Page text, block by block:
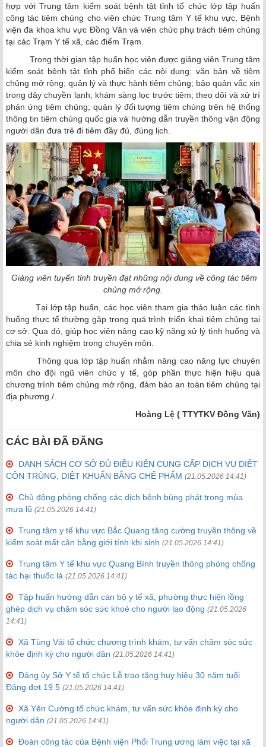
hợp với Trung tâm kiểm soát bệnh tật tỉnh tổ chức lớp tập huấn
công tác tiêm chủng cho viên chức Trung tâm Y tế khu vực, Bệnh
viện đa khoa khu vực Đồng Văn và viên chức phụ trách tiêm chủng
tại các Trạm Y tế xã, các điểm Trạm.
Trong thời gian tập huấn học viên được giảng viên Trung tâm
kiểm soát bệnh tật tỉnh phổ biến các nội dung: văn bản về tiêm
chủng mở rộng; quản lý và thực hành tiêm chủng; bảo quản vắc xin
trong dây chuyền lạnh; khám sàng lọc trước tiêm; theo dõi và xử trí
phản ứng tiêm chủng; quản lý đối tượng tiêm chủng trên hệ thống
thông tin tiêm chủng quốc gia và hướng dẫn truyền thông vận động
người dân đưa trẻ đi tiêm đầy đủ, đúng lịch.
Giảng viên tuyến tỉnh truyền đạt những nội dung về công tác tiêm
chủng mở rộng.
Tại lớp tập huấn, các học viên tham gia thảo luận các tình
huống thực tế thường gặp trong quá trình triển khai tiêm chủng tại
cơ sở. Qua đó, giúp học viên nâng cao kỹ năng xử lý tình huống và
chia sẻ kinh nghiệm trong chuyên môn.
Thông qua lớp tập huấn nhằm nâng cao năng lực chuyên
môn cho đội ngũ viên chức y tế, góp phần thực hiện hiệu quả
chương trình tiêm chủng mở rộng, đảm bảo an toàn tiêm chủng tại
địa phương./.
Hoàng Lệ ( TTYTKV Đồng Văn)
CÁC BÀI ĐÃ ĐĂNG
DANH SÁCH CƠ SỞ ĐỦ ĐIỀU KIỆN CUNG CẤP DỊCH VỤ DIỆT
CÔN TRÙNG, DIỆT KHUẨN BẰNG CHẾ PHẨM (21.05.2026 14:41)
Chủ động phòng chống các dịch bệnh bùng phát trong mùa
mưa lũ (21.05.2026 14:41)
Trung tâm y tế khu vực Bắc Quang tăng cường truyền thông về
kiểm soát mất cân bằng giới tính khi sinh (21.05.2026 14:41)
Trung tâm Y tế khu vực Quang Bình truyền thông phòng chống
tác hại thuốc lá (21.05.2026 14:41)
Tập huấn hướng dẫn cán bộ y tế xã, phường thực hiện lồng
ghép dịch vụ chăm sóc sức khoẻ cho người lao động (21.05.2026
14:41)
Xã Tùng Vài tổ chức chương trình khám, tư vấn chăm sóc sức
khỏe định kỳ cho người dân (21.05.2026 14:41)
Đảng ủy Sở Y tế tổ chức Lễ trao tặng huy hiệu 30 năm tuổi
Đảng đợt 19.5 (21.05.2026 14:41)
Xã Yên Cường tổ chức khám, tư vấn sức khỏe định kỳ cho
người dân (21.05.2026 14:41)
Đoàn công tác của Bệnh viện Phổi Trung ương làm việc tại xã